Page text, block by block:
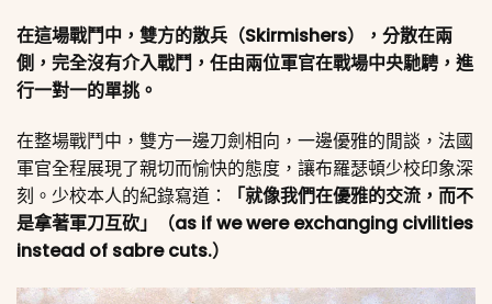
在這場戰鬥中，雙方的散兵（Skirmishers），分散在兩
側，完全沒有介入戰鬥，任由兩位軍官在戰場中央馳騁，進
行一對一的單挑。
在整場戰鬥中，雙方一邊刀劍相向，一邊優雅的閒談，法國
軍官全程展現了親切而愉快的態度，讓布羅瑟頓少校印象深
刻。少校本人的紀錄寫道：
「就像我們在優雅的交流，而不
是拿著軍刀互砍」（as if we were exchanging civilities
instead of sabre cuts.）